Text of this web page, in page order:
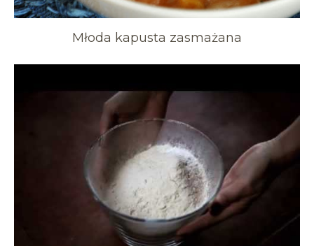
Młoda kapusta zasmażana